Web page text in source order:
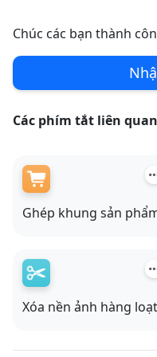
Chúc các bạn thành
Các phím tắt liên
Ghép khung sản
Xóa nền ảnh hàng loạt